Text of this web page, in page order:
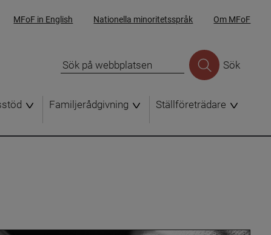
MFoF in English Nationella minoritetsspråk Om MFoF
Sök
Familjerådgivning Ställföreträdare